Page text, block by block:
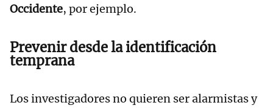
Occidente, por ejemplo.
Prevenir desde la identificación
temprana
Los investigadores no quieren ser alarmistas y